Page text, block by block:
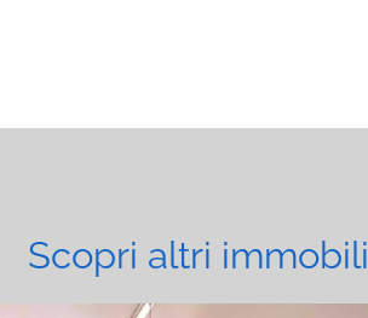
Scopri altri immobili